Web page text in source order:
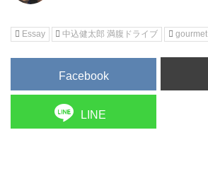
Essay 中込健太郎 満腹ドライブ gourmet
Facebook
LINE